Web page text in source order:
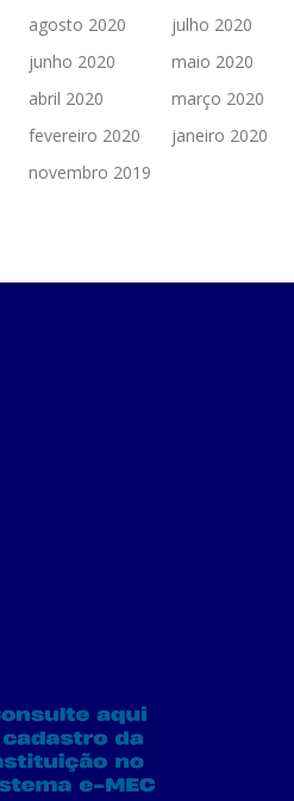
agosto 2020
julho 2020
junho 2020
maio 2020
abril 2020
março 2020
fevereiro 2020
janeiro 2020
novembro 2019